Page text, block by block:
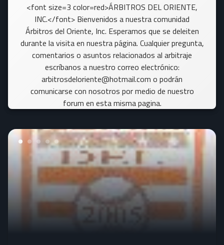
<font size=3 color=red>ÁRBITROS DEL ORIENTE,
INC.</font> Bienvenidos a nuestra comunidad
Árbitros del Oriente, Inc. Esperamos que se deleiten
durante la visita en nuestra página. Cualquier pregunta,
comentarios o asuntos relacionados al arbitraje
escríbanos a nuestro correo electrónico:
arbitrosdeloriente@hotmail.com o podrán
comunicarse con nosotros por medio de nuestro
forum en esta misma pagina.